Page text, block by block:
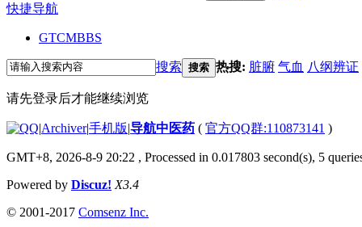
快捷导航
GTCMBBS
搜索 搜索 热搜: 脏腑 气血 八纲辨证
请先登录后才能继续浏览
|Archiver|手机版|导航中医药 ( 官方QQ群:110873141 )
GMT+8, 2026-8-9 20:22 , Processed in 0.017803 second(s), 5
Powered by Discuz! X3.4
© 2001-2017 Comsenz Inc.